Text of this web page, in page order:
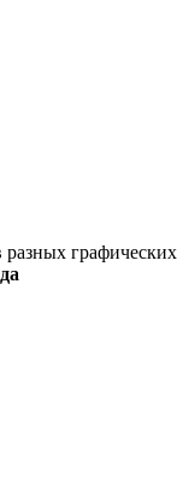
графических